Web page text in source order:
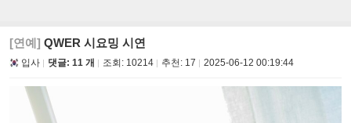
[연예] QWER 시요밍 시연
입사 댓글: 11 개 조회: 10214 추천: 17 2025-06-12 00:19:44